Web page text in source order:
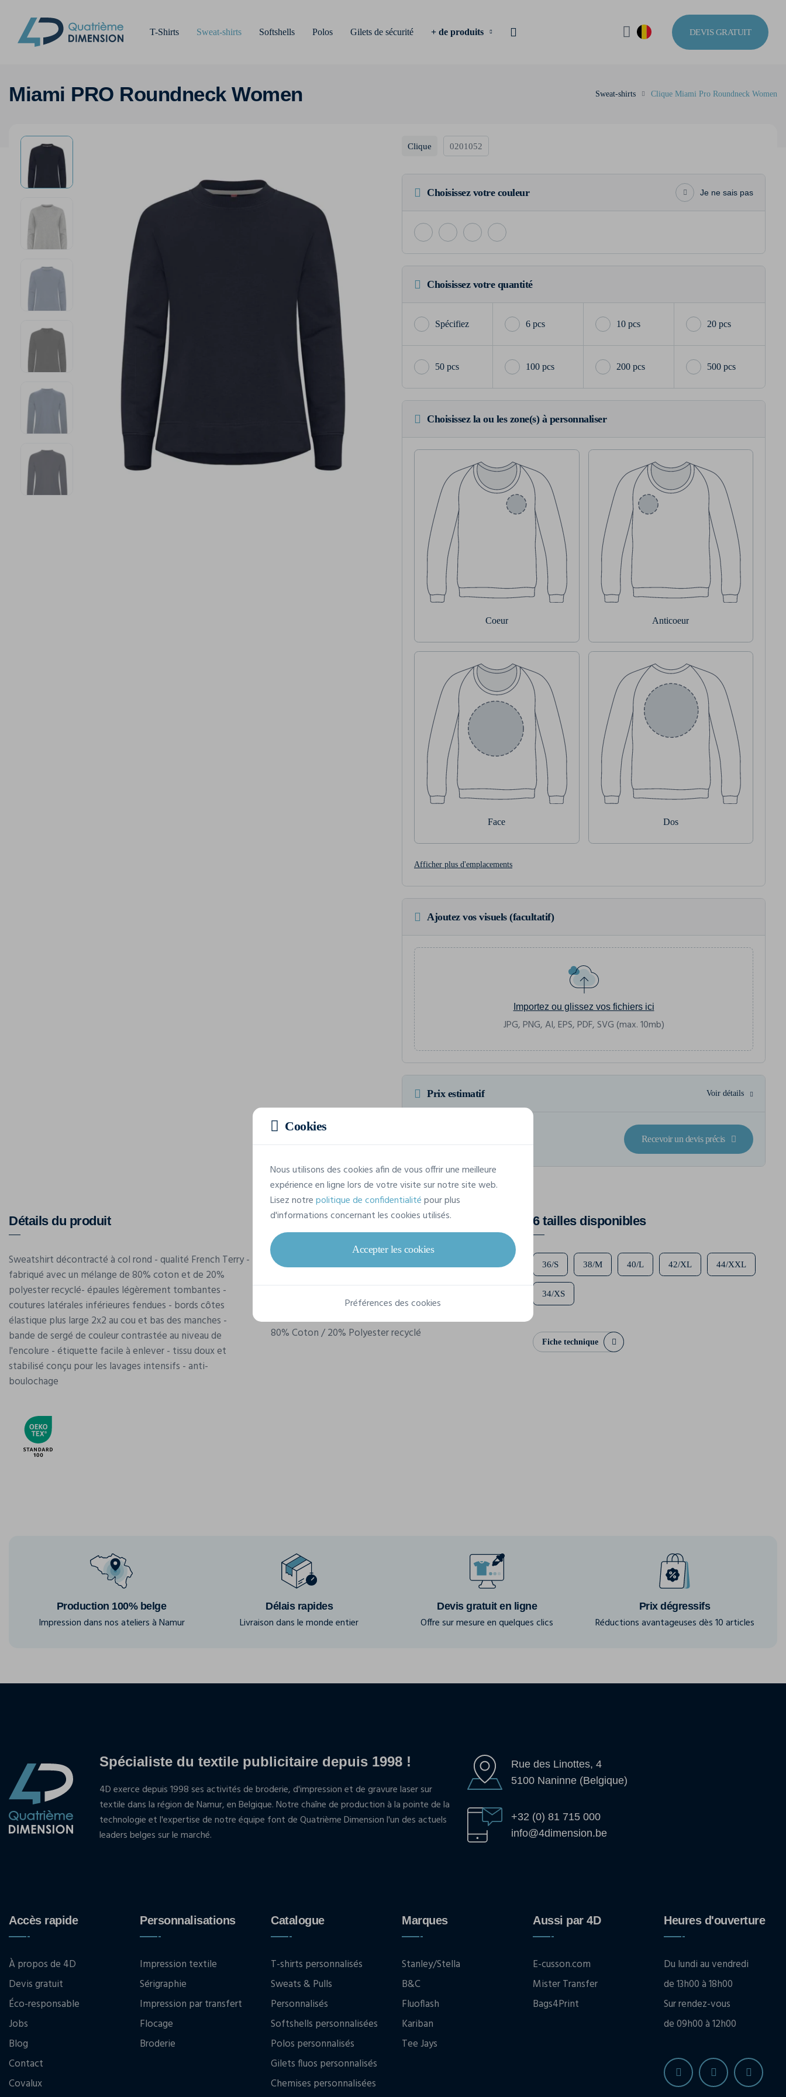
T-Shirts Sweat-shirts Softshells Polos Gilets de sécurité + de produits DEVIS GRATUIT
Miami PRO Roundneck Women Sweat-shirts Clique Miami Pro Roundneck Women
Clique 0201052
Choisissez votre couleur Je ne sais pas
Choisissez votre quantité
6 pcs 10 pcs 20 pcs
50 pcs 100 pcs 200 pcs 500 pcs
Choisissez la ou les zone(s) à personnaliser
Coeur Anticoeur
Face Dos
Afficher plus d'emplacements
Ajoutez vos visuels (facultatif)
Importez ou glissez vos fichiers ici
JPG, PNG, AI, EPS, PDF, SVG (max. 10mb)
Prix estimatif Voir détails
Soit un total de 162,99 € TTC
Recevoir un devis précis
Détails du produit
Sweatshirt décontracté à col rond - qualité French Terry -
fabriqué avec un mélange de 80% coton et de 20%
polyester recyclé- épaules légèrement tombantes -
coutures latérales inférieures fendues - bords côtes
élastique plus large 2x2 au cou et bas des manches -
bande de sergé de couleur contrastée au niveau de
l'encolure - étiquette facile à enlever - tissu doux et
stabilisé conçu pour les lavages intensifs - anti-
boulochage
Caractéristiques
Marque
Clique
Référence
0201052
80% Coton / 20% Polyester recyclé
6 tailles disponibles
36/S 38/M 40/L 42/XL 44/XXL
34/XS
Fiche technique
Production 100% belge
Impression dans nos ateliers à Namur
Délais rapides
Livraison dans le monde entier
Devis gratuit en ligne
Offre sur mesure en quelques clics
Prix dégressifs
Réductions avantageuses dès 10 articles
Spécialiste du textile publicitaire depuis 1998 !
4D exerce depuis 1998 ses activités de broderie, d'impression et de gravure laser sur
textile dans la région de Namur, en Belgique. Notre chaîne de production à la pointe de la
technologie et l'expertise de notre équipe font de Quatrième Dimension l'un des actuels
leaders belges sur le marché.
Rue des Linottes, 4
5100 Naninne (Belgique)
+32 (0) 81 715 000
info@4dimension.be
Accès rapide
À propos de 4D
Devis gratuit
Éco-responsable
Jobs
Blog
Contact
Covalux
Personnalisations
Impression textile
Sérigraphie
Impression par transfert
Flocage
Broderie
Catalogue
T-shirts personnalisés
Sweats & Pulls
Personnalisés
Softshells personnalisées
Polos personnalisés
Gilets fluos personnalisés
Chemises personnalisées
Marques
Stanley/Stella
B&C
Fluoflash
Kariban
Tee Jays
Aussi par 4D
E-cusson.com
Mister Transfer
Bags4Print
Heures d'ouverture
Du lundi au vendredi
de 13h00 à 18h00
Sur rendez-vous
de 09h00 à 12h00
Cookies
Nous utilisons des cookies afin de vous offrir une meilleure
expérience en ligne lors de votre visite sur notre site web.
Lisez notrepolitique de confidentialitépour plus
d'informations concernant les cookies utilisés.
Accepter les cookies
Préférences des cookies